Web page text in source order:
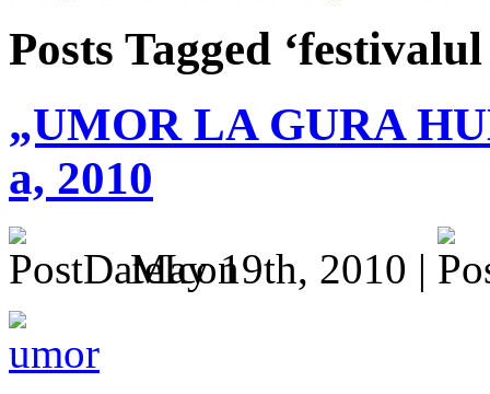
Posts Tagged
„UMOR LA GURA
a, 2010
May 19th, 2010 |